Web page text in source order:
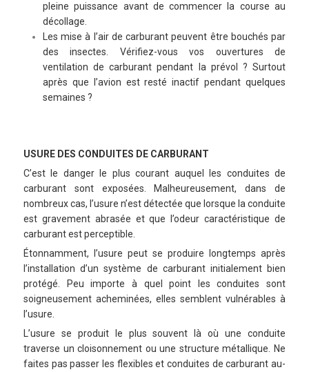
pleine puissance avant de commencer la course au
décollage.
Les mise à l’air de carburant peuvent être bouchés par
des insectes. Vérifiez-vous vos ouvertures de
ventilation de carburant pendant la prévol ? Surtout
après que l’avion est resté inactif pendant quelques
semaines ?
USURE DES CONDUITES DE CARBURANT
C’est le danger le plus courant auquel les conduites de
carburant sont exposées. Malheureusement, dans de
nombreux cas, l’usure n’est détectée que lorsque la conduite
est gravement abrasée et que l’odeur caractéristique de
carburant est perceptible.
Étonnamment, l’usure peut se produire longtemps après
l’installation d’un système de carburant initialement bien
protégé. Peu importe à quel point les conduites sont
soigneusement acheminées, elles semblent vulnérables à
l’usure.
L’usure se produit le plus souvent là où une conduite
traverse un cloisonnement ou une structure métallique. Ne
faites pas passer les flexibles et conduites de carburant au-